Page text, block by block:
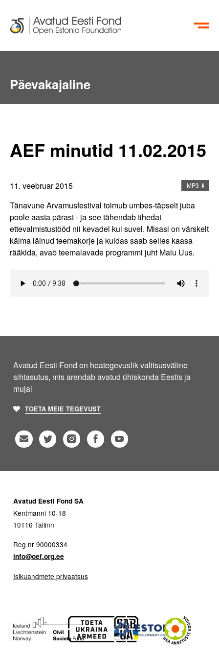
EN RU
Aktiivsete Kodanike Fond
Päevakajaline
AEF minutid 11.02.2015
11. veebruar 2015 MP3 ⬇
Tänavune Arvamusfestival toimub umbes-täpselt juba
poole aasta pärast - ja see tähendab tihedat
ettevalmistustööd nii kevadel kui suvel. Misasi on värskelt
käima läinud teemakorje ja kuidas saab selles kaasa
rääkida, avab teemalavade programmi juht Maiu Uus.
Avatud Eesti Fond on heategevuslik valitsusväline
sihtasutus, mis arendab avatud ühiskonda Eestis ja
mujal
TOETA MEIE TEGEVUST
Avatud Eesti Fond SA
Kentmanni 10-18
10116 Tallinn
Reg nr 90000334
info@oef.org.ee
Isikuandmete privaatsus